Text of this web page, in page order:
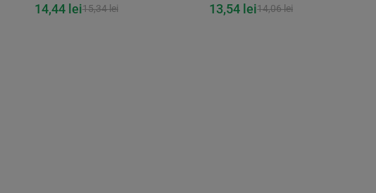
15,34lei
14,44 lei 14,06lei
13,54 lei